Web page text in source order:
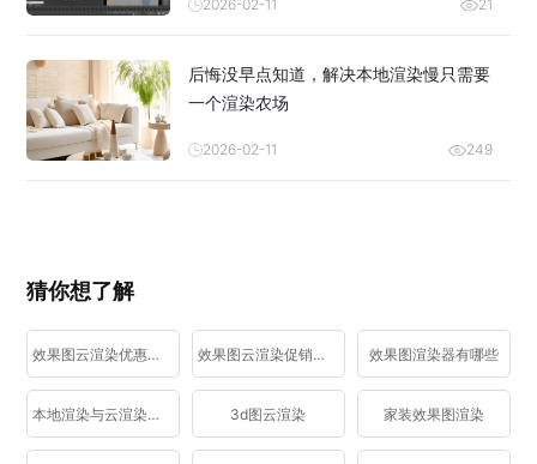
2026-02-11 21
后悔没早点知道，解决本地渲染慢只需要
一个渲染农场
2026-02-11 249
猜你想了解
效果图云渲染优惠活动 效果图云渲染促销活动 效果图渲染器有哪些
本地渲染与云渲染区别 3d图云渲染 家装效果图渲染